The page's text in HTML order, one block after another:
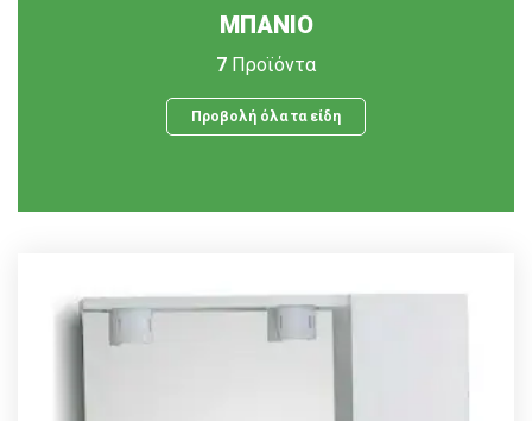
ΜΠΑΝΙΟ
7 Προϊόντα
Προβολή όλα τα είδη